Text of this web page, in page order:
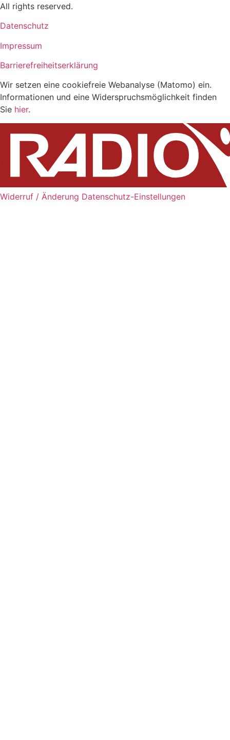
All rights reserved.
Datenschutz
Impressum
Barrierefreiheitserklärung
Wir setzen eine cookiefreie Webanalyse (Matomo) ein.
Informationen und eine Widerspruchsmöglichkeit finden
Sie hier.
Widerruf / Änderung Datenschutz-Einstellungen